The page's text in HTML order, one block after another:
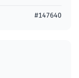
#147640